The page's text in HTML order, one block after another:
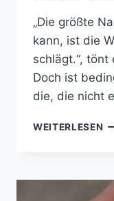
„Die größte
kann, ist die
schlägt.“,
Doch ist
die, die nicht
WEITERLESEN